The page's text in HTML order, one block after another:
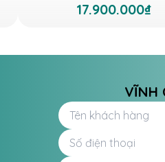
17.900.000₫
VĨNH